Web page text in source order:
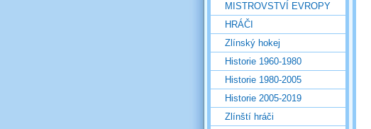
MISTROVSTVÍ EVROPY
HRÁČI
Zlínský hokej
Historie 1960-1980
Historie 1980-2005
Historie 2005-2019
Zlínští hráči